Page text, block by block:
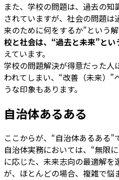
また、学校の問題は、過去の知
されていますが、社会の問題は
来のために何をするか”という
校と社会は、“過去と未来”とい
えています。
学校の問題解決が得意だった人
われてしまい、“改善（未来）”
うな印象もあります。
自治体あるある
ここからが、“自治体あるある”
自治体実務においては、“無限
に応じた、未来志向の最適解を
が、ほとんどの場合、複雑で悩